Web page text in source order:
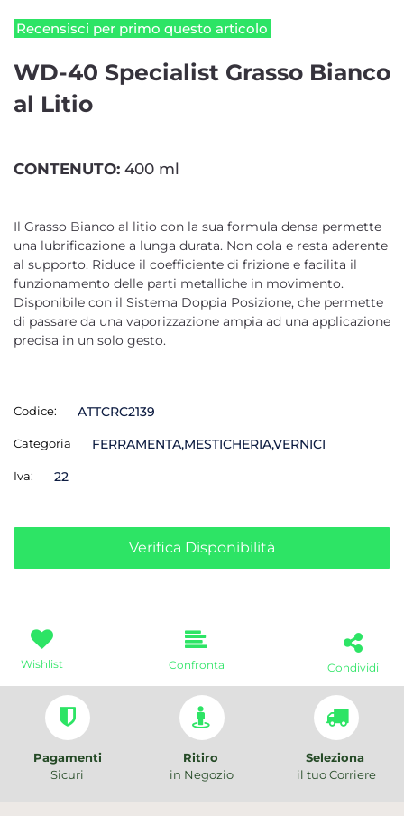
Recensisci per primo questo articolo
WD-40 Specialist Grasso Bianco
al Litio
CONTENUTO: 400 ml
Il Grasso Bianco al litio con la sua formula densa permette
una lubrificazione a lunga durata. Non cola e resta aderente
al supporto. Riduce il coefficiente di frizione e facilita il
funzionamento delle parti metalliche in movimento.
Disponibile con il Sistema Doppia Posizione, che permette
di passare da una vaporizzazione ampia ad una applicazione
precisa in un solo gesto.
Codice: ATTCRC2139
Categoria FERRAMENTA,MESTICHERIA,VERNICI
Iva: 22
Verifica Disponibilità
Wishlist Confronta Condividi
Pagamenti
Sicuri
Ritiro
in Negozio
Seleziona
il tuo Corriere